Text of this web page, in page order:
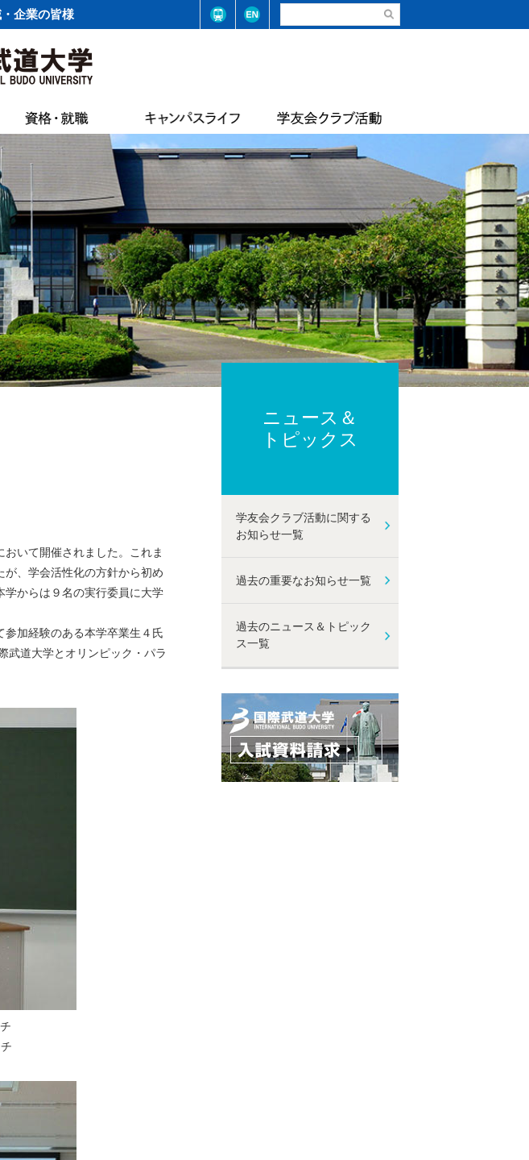
企業の皆様
国際武道大学学則
国際武道大学大学院学則
大学の活動
設置認可・届出等
ガバナンス・コード
中期計画
自己点検・評価報告
大学行事
教員数・学生数・卒業/修了生数
大学組織
財務情報
教育研究活動等の状況
公約研究費の不正防止への取り組み
プライバシーポリシー
ハラスメント及び性暴力等防止に関する取り組み
健康管理・学生相談
学生食堂・売店
学生アパート情報
後援会
アルバイト情報
IBUキャンパスライフアンケート
各種規則
サッカー部
ットボール部
ントン部
テニス・ソフトテニス部
部
陸上競技部
ル部
レスリング部
ボール部
ライフセービング部
ィン部
トレーナーチーム
技準クラブ
軟式野球準クラブ
同好会
トライアスロン同好会
サル同好会
サッカー同好会
バレー同好会
華道部
フランス文化部
実行委員会
いて開催されました。これま
、学会活性化の方針から初め
学からは９名の実行委員に大学
加経験のある本学卒業生４氏
武道大学とオリンピック・パラ
ニュース＆
トピックス
学友会クラブ活動に関する
お知らせ一覧
過去の重要なお知らせ一覧
過去のニュース＆トピック
ス一覧